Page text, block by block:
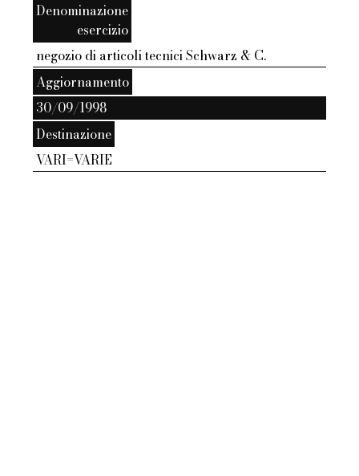
Denominazione
esercizio
negozio di articoli tecnici Schwarz & C.
Aggiornamento
30/09/1998
Destinazione
VARI=VARIE